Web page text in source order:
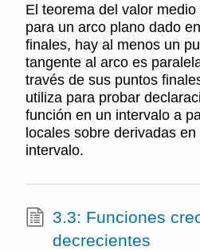
El teorema del valor
para un arco plano dado
finales, hay al menos un
tangente al arco es
través de sus puntos
utiliza para probar
función en un intervalo a
locales sobre derivadas en
intervalo.
3.3: Funciones
decrecientes